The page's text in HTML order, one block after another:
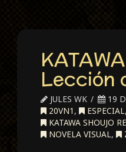
Lección
JULES WK
19
20VN1 , ESPECIAL
KATAWA SHOUJO
NOVELA VISUAL,